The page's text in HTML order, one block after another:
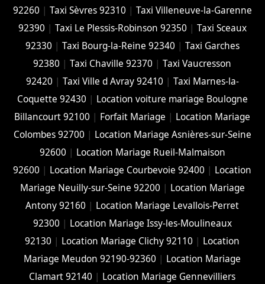
92260 | Taxi Sèvres 92310 | Taxi Villeneuve-la-Garenne
92390 | Taxi Le Plessis-Robinson 92350 | Taxi Sceaux
92330 | Taxi Bourg-la-Reine 92340 | Taxi Garches
92380 |Taxi Chaville 92370 |Taxi Vaucresson
92420 | Taxi Ville d Avray 92410 | Taxi Marnes-la-
Coquette 92430 | Location voiture mariage Boulogne
Billancourt 92100 | Forfait Mariage | Location Mariage
Colombes 92700 | Location Mariage Asnières-sur-Seine
92600 | Location Mariage Rueil-Malmaison
92600 | Location Mariage Courbevoie 92400 | Location
Mariage Neuilly-sur-Seine 92200 | Location Mariage
Antony 92160 | Location Mariage Levallois-Perret
92300 | Location Mariage Issy-les-Moulineaux
92130 | Location Mariage Clichy 92110 | Location
Mariage Meudon 92190-92360 | Location Mariage
Clamart 92140 | Location Mariage Gennevilliers